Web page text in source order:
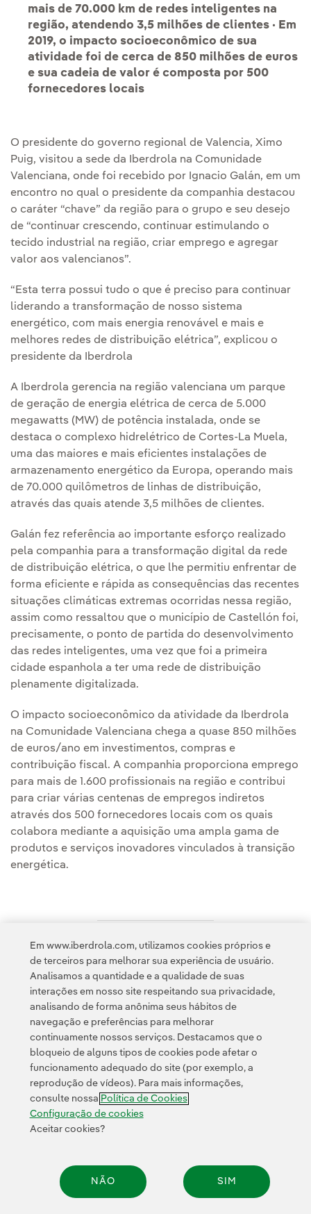
mais de 70.000 km de redes inteligentes na
região, atendendo 3,5 milhões de clientes · Em
2019, o impacto socioeconômico de sua
atividade foi de cerca de 850 milhões de euros
e sua cadeia de valor é composta por 500
fornecedores locais
O presidente do governo regional de Valencia, Ximo
Puig, visitou a sede da Iberdrola na Comunidade
Valenciana, onde foi recebido por Ignacio Galán, em um
encontro no qual o presidente da companhia destacou
o caráter “chave” da região para o grupo e seu desejo
de “continuar crescendo, continuar estimulando o
tecido industrial na região, criar emprego e agregar
valor aos valencianos”.
“Esta terra possui tudo o que é preciso para continuar
liderando a transformação de nosso sistema
energético, com mais energia renovável e mais e
melhores redes de distribuição elétrica”, explicou o
presidente da Iberdrola
A Iberdrola gerencia na região valenciana um parque
de geração de energia elétrica de cerca de 5.000
megawatts (MW) de potência instalada, onde se
destaca o complexo hidrelétrico de Cortes-La Muela,
uma das maiores e mais eficientes instalações de
armazenamento energético da Europa, operando mais
de 70.000 quilômetros de linhas de distribuição,
através das quais atende 3,5 milhões de clientes.
Galán fez referência ao importante esforço realizado
pela companhia para a transformação digital da rede
de distribuição elétrica, o que lhe permitiu enfrentar de
forma eficiente e rápida as consequências das recentes
situações climáticas extremas ocorridas nessa região,
assim como ressaltou que o município de Castellón foi,
precisamente, o ponto de partida do desenvolvimento
das redes inteligentes, uma vez que foi a primeira
cidade espanhola a ter uma rede de distribuição
plenamente digitalizada.
O impacto socioeconômico da atividade da Iberdrola
na Comunidade Valenciana chega a quase 850 milhões
de euros/ano em investimentos, compras e
contribuição fiscal. A companhia proporciona emprego
para mais de 1.600 profissionais na região e contribui
para criar várias centenas de empregos indiretos
através dos 500 fornecedores locais com os quais
colabora mediante a aquisição uma ampla gama de
produtos e serviços inovadores vinculados à transição
energética.
Acesso a informação legal
Contato Clientes Política de Privacidade Informação legal
Transparência no uso da IA Política de cookies Configuração de cookies
Acessibilidade Canal de denúncias
© 2026 Iberdrola, S.A. Todos os direitos reservados.
Em www.iberdrola.com, utilizamos cookies próprios e
de terceiros para melhorar sua experiência de usuário.
Analisamos a quantidade e a qualidade de suas
interações em nosso site respeitando sua privacidade,
analisando de forma anônima seus hábitos de
navegação e preferências para melhorar
continuamente nossos serviços. Destacamos que o
bloqueio de alguns tipos de cookies pode afetar o
funcionamento adequado do site (por exemplo, a
reprodução de vídeos). Para mais informações,
consulte nossa Política de Cookies
Configuração de cookies
Aceitar cookies?
NÃO SIM